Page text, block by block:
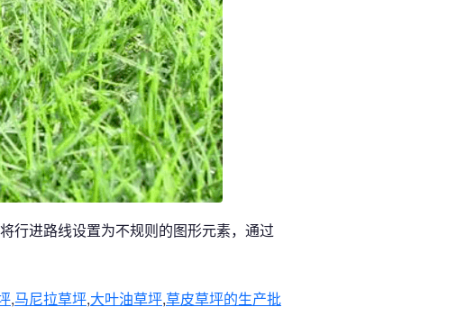
行进路线设置为不规则的图形元素，通过
,马尼拉草坪,大叶油草坪,草皮草坪的生产批